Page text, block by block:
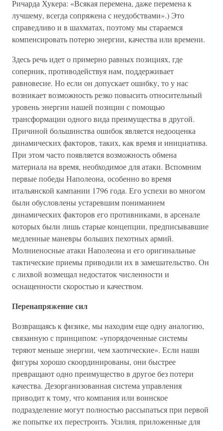
Ричарда Хукера: «Всякая перемена, даже перемена к
лучшему, всегда сопряжена с неудобствами».) Это
справедливо и в шахматах, поэтому мы стараемся
компенсировать потерю энергии, качества или времени.
Здесь речь идет о примерно равных позициях, где
соперник, противодействуя нам, поддерживает
равновесие. Но если он допускает ошибку, то у нас
возникает возможность резко повысить относительный
уровень энергии нашей позиции с помощью
трансформации одного вида преимущества в другой.
Причиной большинства ошибок является недооценка
динамических факторов, таких, как время и инициатива.
При этом часто появляется возможность обмена
материала на время, необходимое для атаки. Вспомним
первые победы Наполеона, особенно во время
итальянской кампании 1796 года. Его успехи во многом
были обусловлены устаревшим пониманием
динамических факторов его противниками, в арсенале
которых были лишь старые концепции, предписывавшие
медленные маневры больших пехотных армий.
Молниеносные атаки Наполеона и его оригинальные
тактические приемы приводили их в замешательство. Он
с лихвой возмещал недостаток численности и
оснащенности скоростью и качеством.
Перенапряжение сил
Возвращаясь к физике, мы находим еще одну аналогию,
связанную с принципом: «упорядоченные системы
теряют меньше энергии, чем хаотические». Если наши
фигуры хорошо скоординированы, они быстрее
превращают одно преимущество в другое без потери
качества. Дезорганизованная система управления
приводит к тому, что компания или воинское
подразделение могут полностью рассыпаться при первой
же попытке их перестроить. Усилия, приложенные для